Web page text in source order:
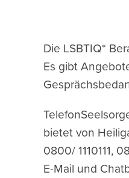
Die LSBTIQ*
Es gibt
bietet von
0800/ 1110111,
E-Mail und